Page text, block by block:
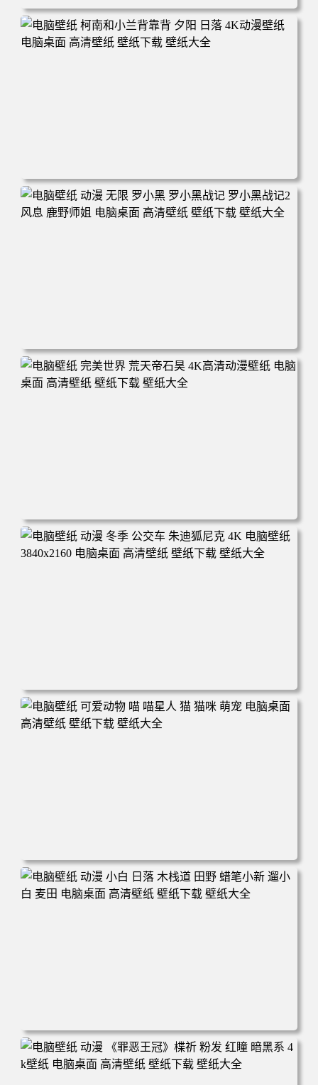
电脑壁纸 动漫 兔子朱迪 狐狸尼克 疯狂动物城 秋叶 秋天森
林 蓝天 4k壁纸 电脑桌面 高清壁纸 壁纸下载 壁纸大全
电脑壁纸 柯南和小兰背靠背 夕阳 日落 4K动漫壁纸 电脑桌
面 高清壁纸 壁纸下载 壁纸大全
电脑壁纸 动漫 无限 罗小黑 罗小黑战记 罗小黑战记2 风息
鹿野师姐 电脑桌面 高清壁纸 壁纸下载 壁纸大全
电脑壁纸 完美世界 荒天帝石昊 4K高清动漫壁纸 电脑桌面
高清壁纸 壁纸下载 壁纸大全
电脑壁纸 动漫 冬季 公交车 朱迪狐尼克 4K 电脑壁纸 3840x2
160 电脑桌面 高清壁纸 壁纸下载 壁纸大全
电脑壁纸 可爱动物 喵 喵星人 猫 猫咪 萌宠 电脑桌面 高清壁
纸 壁纸下载 壁纸大全
电脑壁纸 动漫 小白 日落 木栈道 田野 蜡笔小新 遛小白 麦田
电脑桌面 高清壁纸 壁纸下载 壁纸大全